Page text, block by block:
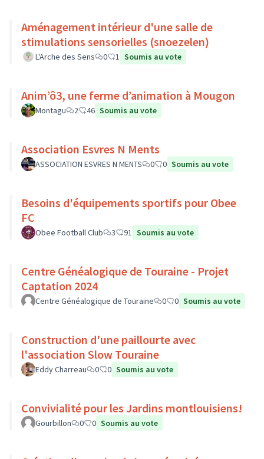
Aménagement intérieur d'une salle de
stimulations sensorielles (snoezelen)
L'Arche des Sens 0 1 Soumis au vote
Anim’ô3, une ferme d’animation à Mougon
Montagu 2 46 Soumis au vote
Association Esvres N Ments
ASSOCIATION ESVRES N MENTS 0 0 Soumis au vote
Besoins d'équipements sportifs pour Obee
FC
Obee Football Club 3 91 Soumis au vote
Centre Généalogique de Touraine - Projet
Captation 2024
Centre Généalogique de Touraine 0 0 Soumis au vote
Construction d'une paillourte avec
l'association Slow Touraine
Eddy Charreau 0 0 Soumis au vote
Convivialité pour les Jardins montlouisiens!
Gourbillon 0 0 Soumis au vote